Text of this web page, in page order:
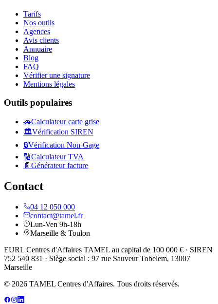
Tarifs
Nos outils
Agences
Avis clients
Annuaire
Blog
FAQ
Vérifier une signature
Mentions légales
Outils populaires
🚗Calculateur carte grise
🏛️Vérification SIREN
🔒Vérification Non-Gage
🔢Calculateur TVA
📄 Générateur facture
Contact
04 12 050 000
contact@tamel.fr
Lun-Ven 9h-18h
Marseille & Toulon
EURL Centres d'Affaires TAMEL au capital de 100 000 € · SIREN
752 540 831 · Siège social : 97 rue Sauveur Tobelem, 13007
Marseille
© 2026 TAMEL Centres d'Affaires. Tous droits réservés.